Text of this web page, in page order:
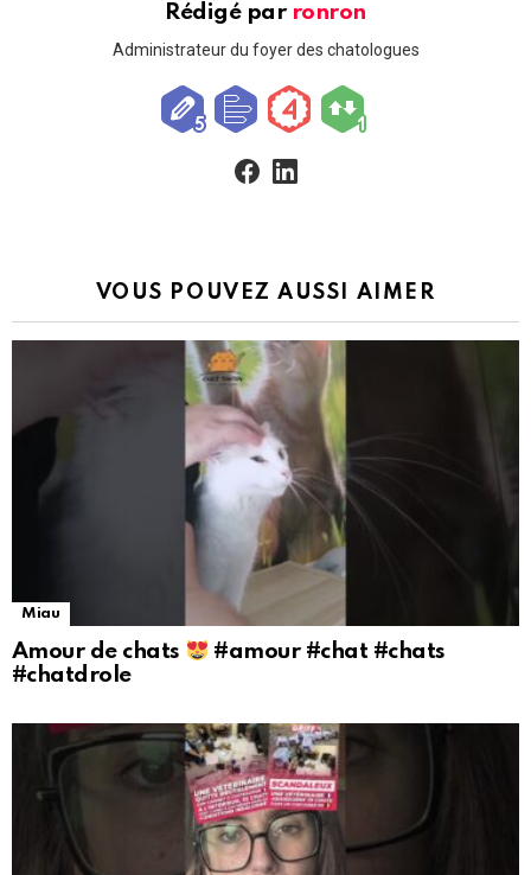
Rédigé par ronron
Administrateur du foyer des chatologues
VOUS POUVEZ AUSSI AIMER
Miau
Amour de chats
#amour #chat #chats
#chatdrole